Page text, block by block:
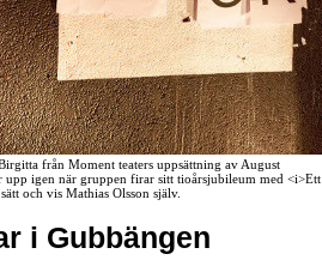
från Moment teaters uppsättning av August
upp igen när gruppen firar sitt tioårsjubileum med <i>Ett
och vis Mathias Olsson själv.
i Gubbängen